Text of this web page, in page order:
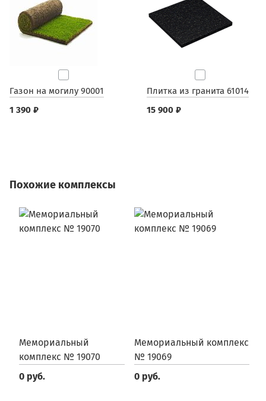
Газон на могилу 90001
1 390 ₽
Плитка из гранита 61014
15 900 ₽
Похожие комплексы
Мемориальный
комплекс № 19070
0 руб.
Мемориальный комплекс
№ 19069
0 руб.